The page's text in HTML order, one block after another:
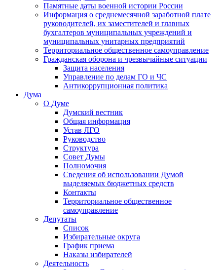
Памятные даты военной истории России
Информация о среднемесячной заработной плате
руководителей, их заместителей и главных
бухгалтеров муниципальных учреждений и
муниципальных унитарных предприятий
Территориальное общественное самоуправление
Гражданская оборона и чрезвычайные ситуации
Защита населения
Управление по делам ГО и ЧС
Антикоррупционная политика
Дума
О Думе
Думский вестник
Общая информация
Устав ЛГО
Руководство
Структура
Совет Думы
Полномочия
Сведения об использовании Думой
выделяемых бюджетных средств
Контакты
Территориальное общественное
самоуправление
Депутаты
Список
Избирательные округа
График приема
Наказы избирателей
Деятельность